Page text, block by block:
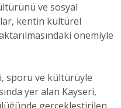
ve sosyal
kentin kültürel
önemiyle
sporu ve kültürüyle
yer alan Kayseri,